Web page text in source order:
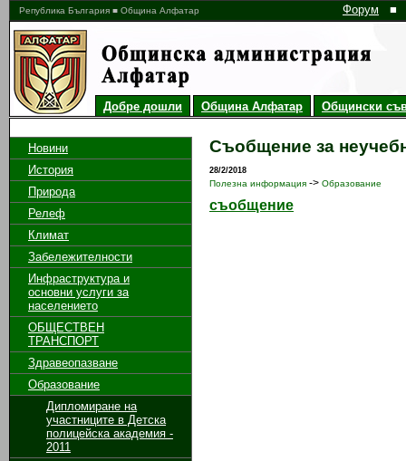
Република България ■ Община Алфатар Форум ■
Добре дошли Община Алфатар Общински
Новини
История
Природа
Релеф
Климат
Забележителности
Инфраструктура и
основни услуги за
населението
ОБЩЕСТВЕН
ТРАНСПОРТ
Здравеопазване
Образование
Дипломиране на
участниците в Детска
полицейска академия -
2011
Съобщение за
28/2/2018
Полезна информация -> Образование
съобщение